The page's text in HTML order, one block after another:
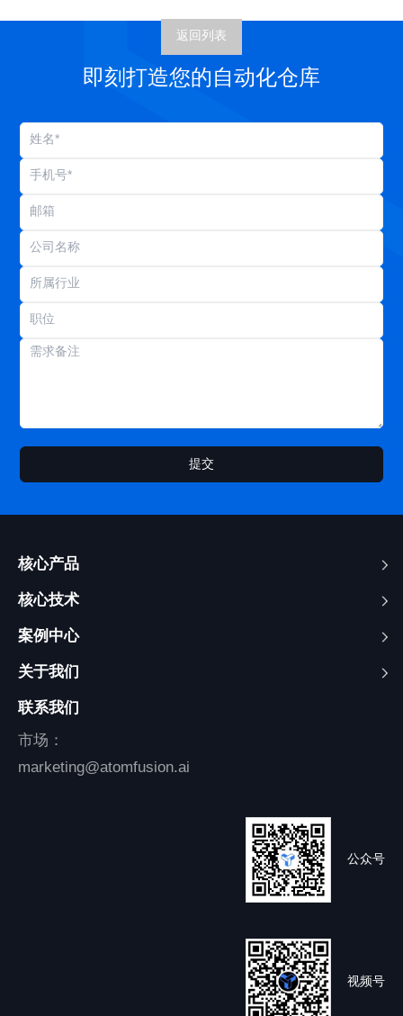
返回列表
即刻打造您的自动化仓库
提交
核心产品
核心技术
案例中心
关于我们
联系我们
市场：
marketing@atomfusion.ai
公众号
视频号